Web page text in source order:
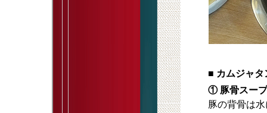
■ カムジャ
① 豚骨スー
豚の背骨は